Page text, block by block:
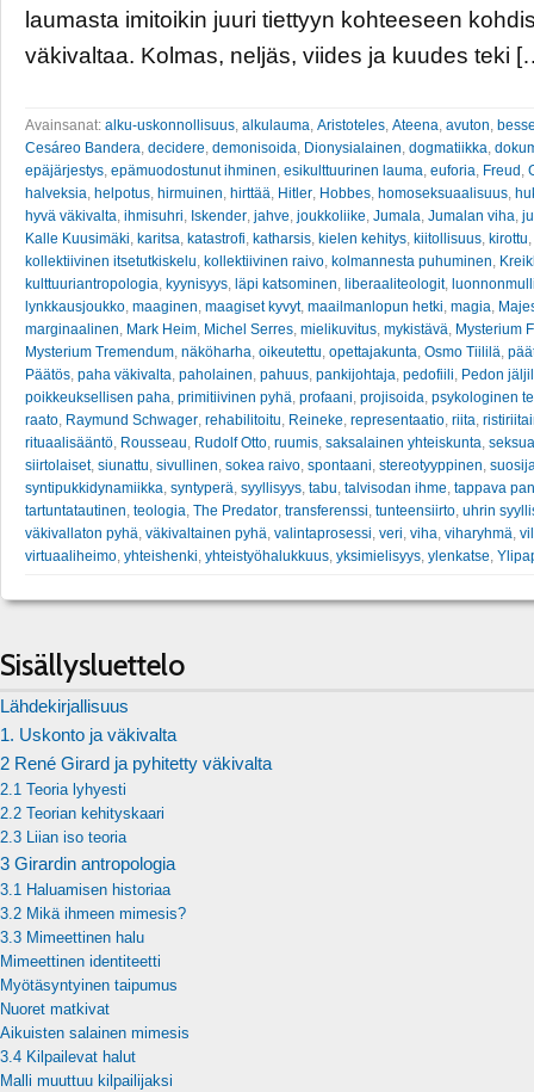
laumasta imitoikin juuri tiettyyn kohteeseen
väkivaltaa. Kolmas, neljäs, viides ja kuudes teki
Avainsanat: alku-uskonnollisuus, alkulauma, Aristoteles, Ateena, avuton,
Cesáreo Bandera, decidere, demonisoida, Dionysialainen, dogmatiikka,
epäjärjestys, epämuodostunut ihminen, esikulttuurinen lauma, euforia, Freud ,
halveksia, helpotus, hirmuinen, hirttää, Hitler, Hobbes, homoseksuaalisuus,
hyvä väkivalta, ihmisuhri, Iskender, jahve, joukkoliike, Jumala, Jumalan viha,
Kalle Kuusimäki, karitsa, katastrofi, katharsis, kielen kehitys, kiitollisuus, kirottu,
kollektiivinen itsetutkiskelu, kollektiivinen raivo, kolmannesta puhuminen,
kulttuuriantropologia, kyynisyys, läpi katsominen, liberaaliteologit,
lynkkausjoukko, maaginen, maagiset kyvyt, maailmanlopun hetki, magia,
marginaalinen, Mark Heim, Michel Serres, mielikuvitus, mykistävä, Mysterium
Mysterium Tremendum, näköharha, oikeutettu, opettajakunta, Osmo Tiililä,
Päätös, paha väkivalta, paholainen, pahuus, pankijohtaja, pedofiili, Pedon
poikkeuksellisen paha, primitiivinen pyhä, profaani, projisoida, psykologinen
raato, Raymund Schwager, rehabilitoitu, Reineke, representaatio, riita,
rituaalisääntö, Rousseau, Rudolf Otto, ruumis, saksalainen yhteiskunta,
siirtolaiset, siunattu, sivullinen, sokea raivo, spontaani, stereotyyppinen,
syntipukkidynamiikka, syntyperä, syyllisyys, tabu, talvisodan ihme, tappava
tartuntatautinen, teologia, The Predator, transferenssi, tunteensiirto, uhrin
väkivallaton pyhä, väkivaltainen pyhä, valintaprosessi, veri, viha, viharyhmä,
virtuaaliheimo, yhteishenki, yhteistyöhalukkuus, yksimielisyys, ylenkatse,
Sisällysluettelo
Lähdekirjallisuus
1. Uskonto ja väkivalta
2 René Girard ja pyhitetty väkivalta
2.1 Teoria lyhyesti
2.2 Teorian kehityskaari
2.3 Liian iso teoria
3 Girardin antropologia
3.1 Haluamisen historiaa
3.2 Mikä ihmeen mimesis?
3.3 Mimeettinen halu
Mimeettinen identiteetti
Myötäsyntyinen taipumus
Nuoret matkivat
Aikuisten salainen mimesis
3.4 Kilpailevat halut
Malli muuttuu kilpailijaksi